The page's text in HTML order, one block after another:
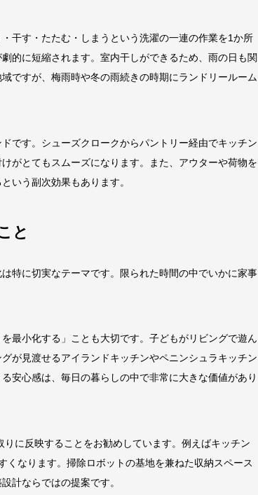
干す・たたむ・しまうという洗濯の一連の作業を1か所
的に短縮されます。室内干しができるため、雨の日も関
ですが、梅雨時や冬の雨続きの時期にランドリールーム
です。シューズクロークからパントリー経由でキッチン
がとてもスムーズになります。また、アウターや荷物を
いう副次効果もあります。
と
特に切実なテーマです。限られた時間の中でいかに家事
最小化する」ことも大切です。子どもがリビングで遊ん
が見渡せるアイランドキッチンやペニンシュラキッチン
安心感は、毎日の暮らしの中で非常に大きな価値があり
に反映することをお勧めしています。例えばキッチン
なります。掃除ロボットの基地を兼ねた収納スペース
計ならではの提案です。